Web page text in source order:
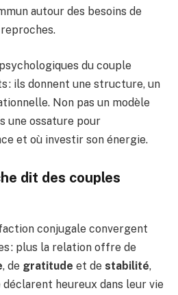
autour des besoins de
du couple
: ils donnent une structure, un
Non pas un modèle
une ossature pour
et où investir son énergie.
dit des couples
conjugale convergent
: plus la relation offre de
, de gratitude et de stabilité,
heureux dans leur vie